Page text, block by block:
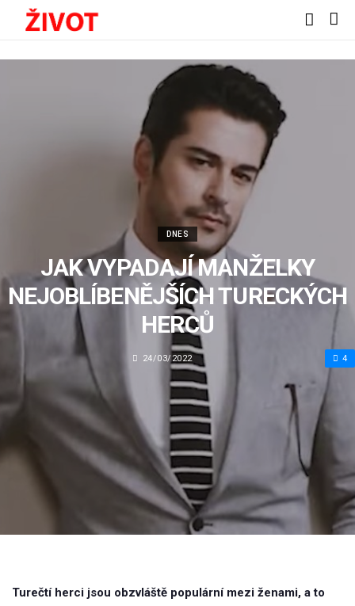
DNES
JAK VYPADAJÍ MANŽELKY
NEJOBLÍBENĚJŠÍCH TURECKÝCH
HERCŮ
24/03/2022 4
Turečtí herci jsou obzvláště populární mezi ženami, a to